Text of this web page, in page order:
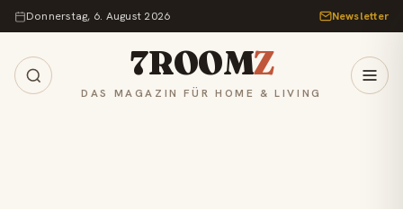
Zum Inhalt springen
Donnerstag, 6. August 2026 Newsletter
7ROOMZ
DAS MAGAZIN FÜR HOME & LIVING